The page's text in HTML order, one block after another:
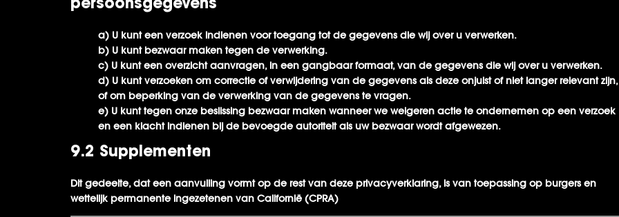
persoonsgegevens
U kunt een verzoek indienen voor toegang tot de gegevens die wij over u verwerken.
U kunt bezwaar maken tegen de verwerking.
U kunt een overzicht aanvragen, in een gangbaar formaat, van de gegevens die wij over u verwerken.
U kunt verzoeken om correctie of verwijdering van de gegevens als deze onjuist of niet langer relevant zijn,
of om beperking van de verwerking van de gegevens te vragen.
U kunt tegen onze beslissing bezwaar maken wanneer we weigeren actie te ondernemen op een verzoek
en een klacht indienen bij de bevoegde autoriteit als uw bezwaar wordt afgewezen.
9.2 Supplementen
Dit gedeelte, dat een aanvulling vormt op de rest van deze privacyverklaring, is van toepassing op burgers en
wettelijk permanente ingezetenen van Californië (CPRA)